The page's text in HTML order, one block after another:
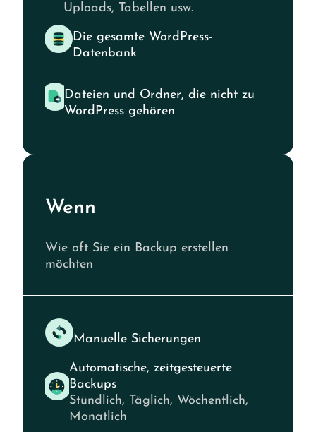
Uploads, Tabellen usw.
Die gesamte WordPress-
Datenbank
Dateien und Ordner, die nicht zu
WordPress gehören
Wenn
Wie oft Sie ein Backup erstellen
möchten
Manuelle Sicherungen
Automatische, zeitgesteuerte
Backups
Stündlich, Täglich, Wöchentlich,
Monatlich